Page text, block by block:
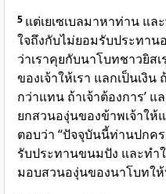
5 แต่เยเซเบลมาหาท่าน แ
ใจถึงกับไม่ยอมรับประทาน
ว่าเราคุยกับนาโบทชาวยิส
ของเจ้าให้เรา แลกเป็นเงิ
กว่าแทน ถ้าเจ้าต้องการ’ แ
ยกสวนองุ่นของข้าพเจ้าให้แ
ตอบว่า “ปัจจุบันนี้ท่านปกค
รับประทานขนมปัง และทำ
มอบสวนองุ่นของนาโบทให้